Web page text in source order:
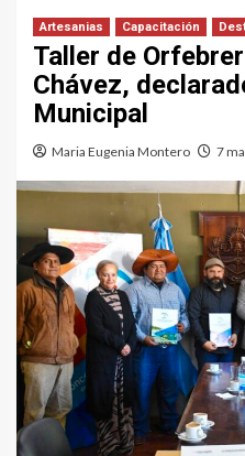
Artesanias Capacitación
Taller de
Chávez,
Municipal
Maria Eugenia Montero 7